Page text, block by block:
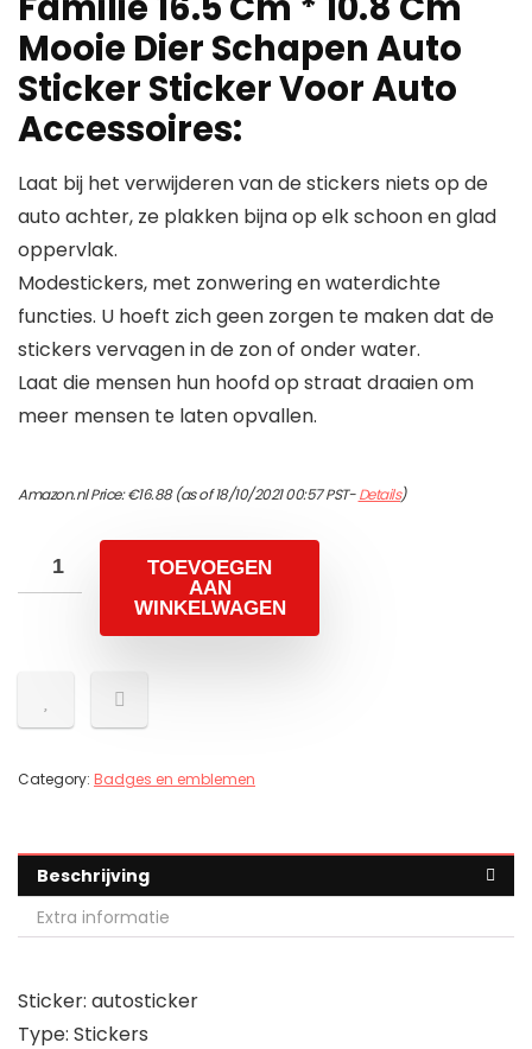
Mooie Dier Schapen Auto
Sticker Sticker Voor Auto
Accessoires:
Laat bij het verwijderen van de stickers niets op de
auto achter, ze plakken bijna op elk schoon en glad
oppervlak.
Modestickers, met zonwering en waterdichte
functies. U hoeft zich geen zorgen te maken dat de
stickers vervagen in de zon of onder water.
Laat die mensen hun hoofd op straat draaien om
meer mensen te laten opvallen.
Amazon.nl Price:€16.88(as of 18/10/2021 00:57 PST-Details)
TOEVOEGEN
AAN
WINKELWAGEN
Category: Badges en emblemen
Beschrijving
Extra informatie
Sticker: autosticker
Type: Stickers